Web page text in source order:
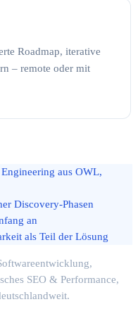
Roadmap, iterative
– remote oder mit
aus OWL,
Discovery-Phasen
an
als Teil der Lösung
SEO & Performance,